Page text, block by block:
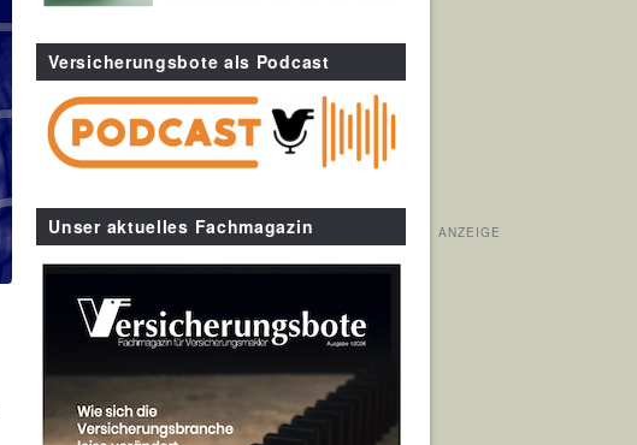
Versicherungsbote als Podcast
Unser aktuelles Fachmagazin ANZEIGE